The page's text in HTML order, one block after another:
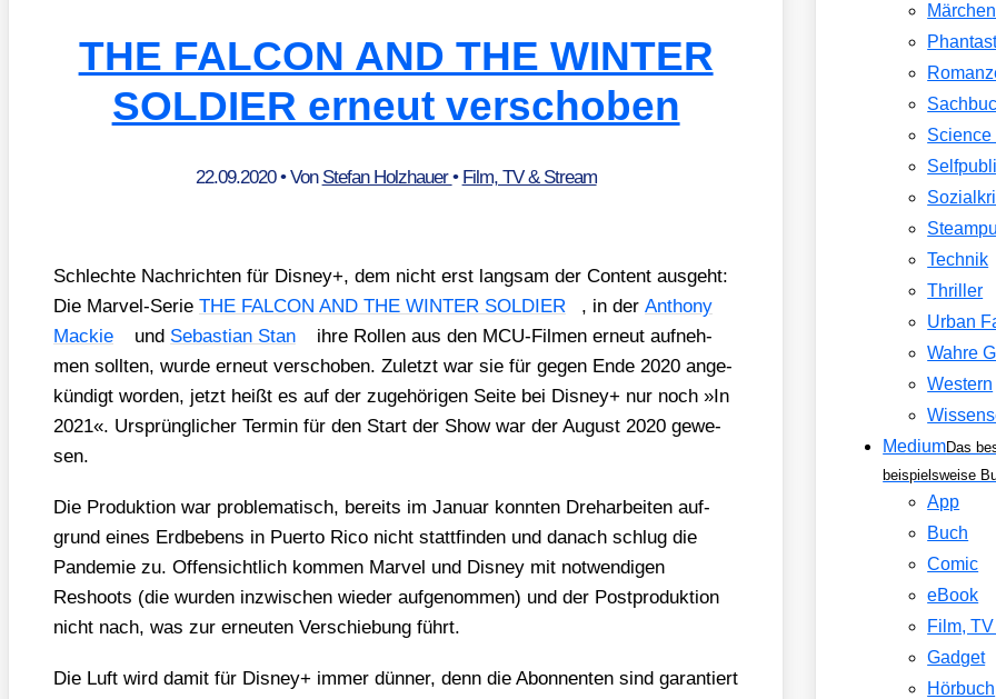
THE FALCON AND THE WINTER
SOLDIER erneut verschoben
22.09.2020• Von Stefan Holzhauer• Film, TV & Stream
Schlech­te Nach­rich­ten für Dis­ney+, dem nicht erst lang­sam der Con­tent aus­geht:
Die Mar­vel-Serie THE FALCON AND THE WINTER SOLDIER , in der Antho­ny
Mackie
und Sebas­ti­an Stan
ihre Rol­len aus den MCU-Fil­men erneut auf­neh­
men soll­ten, wur­de erneut ver­scho­ben. Zuletzt war sie für gegen Ende 2020 ange­
kün­digt wor­den, jetzt heißt es auf der zuge­hö­ri­gen Sei­te bei Dis­ney+ nur noch »In
2021«. Ursprüng­li­cher Ter­min für den Start der Show war der August 2020 gewe­
sen.
Die Pro­duk­ti­on war pro­ble­ma­tisch, bereits im Janu­ar konn­ten Dreh­ar­bei­ten auf­
grund eines Erd­be­bens in Puer­to Rico nicht statt­fin­den und danach schlug die
Pan­de­mie zu. Offen­sicht­lich kom­men Mar­vel und Dis­ney mit not­wen­di­gen
Reshoots (die wur­den inzwi­schen wie­der auf­ge­nom­men) und der Post­pro­duk­ti­on
nicht nach, was zur erneu­ten Ver­schie­bung führt.
Die Luft wird damit für Dis­ney+ immer dün­ner, denn die Abon­nen­ten sind garan­tiert
Märchen
Science
Technik
Thriller
Urban
Wahre
Western
MediumDas
beispielsweise
App
Buch
Comic
eBook
Film,
Gadget
Hörbuch